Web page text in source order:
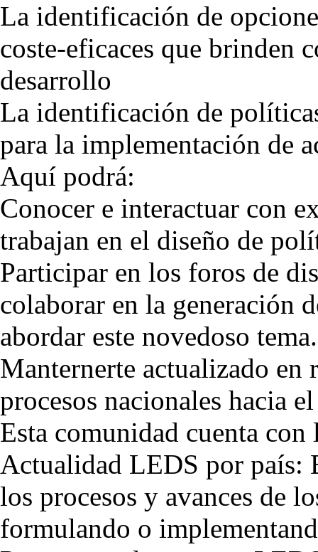
La identificación de
coste-eficaces que brinden
desarrollo
La identificación de
para la implementación de
Aquí podrá:
Conocer e interactuar con
trabajan en el diseño de
Participar en los foros de
colaborar en la generación
abordar este novedoso tema.
Manternerte actualizado en
procesos nacionales hacia
Esta comunidad cuenta con
Actualidad LEDS por país:
los procesos y avances de
formulando o